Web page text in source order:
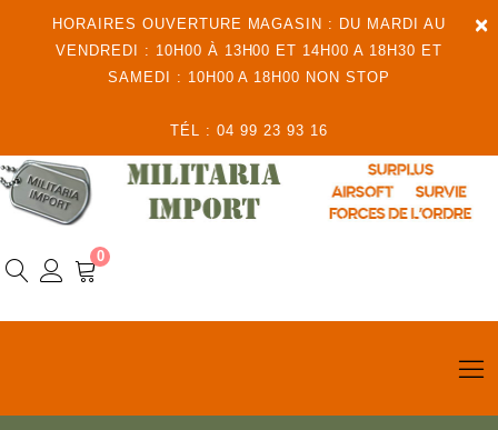
×
HORAIRES OUVERTURE MAGASIN : DU MARDI AU
VENDREDI : 10H00 À 13H00 ET 14H00 A 18H30 ET
SAMEDI : 10H00 A 18H00 NON STOP
TÉL : 04 99 23 93 16
0